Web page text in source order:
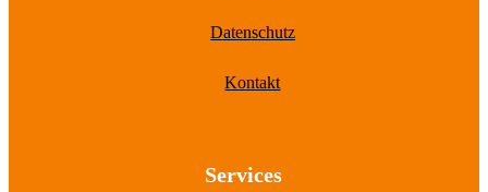
Datenschutz
Kontakt
Services